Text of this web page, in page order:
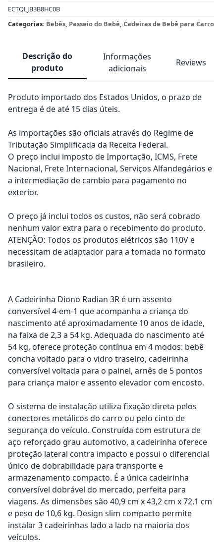
ECTQLJB3B8HC0B
Categorias: Bebês, Passeio do Bebê, Cadeiras de Bebê para Carro
Descrição do
produto
Informações
adicionais
Reviews
Produto importado dos Estados Unidos, o prazo de
entrega é de até 15 dias úteis.
As importações são oficiais através do Regime de
Tributação Simplificada da Receita Federal.
O preço inclui imposto de Importação, ICMS, Frete
Nacional, Frete Internacional, Serviços Alfandegários e
a intermediação de cambio para pagamento no
exterior.
O preço já inclui todos os custos, não será cobrado
nenhum valor extra para o recebimento do produto.
ATENÇÃO: Todos os produtos elétricos são 110V e
necessitam de adaptador para a tomada no formato
brasileiro.
A Cadeirinha Diono Radian 3R é um assento
conversível 4-em-1 que acompanha a criança do
nascimento até aproximadamente 10 anos de idade,
na faixa de 2,3 a 54 kg. Adequada do nascimento até
54 kg, oferece proteção contínua em 4 modos: bebê
concha voltado para o vidro traseiro, cadeirinha
conversível voltada para o painel, arnês de 5 pontos
para criança maior e assento elevador com encosto.
O sistema de instalação utiliza fixação direta pelos
conectores metálicos do carro ou pelo cinto de
segurança do veículo. Construída com estrutura de
aço reforçado grau automotivo, a cadeirinha oferece
proteção lateral contra impacto e possui o diferencial
único de dobrabilidade para transporte e
armazenamento compacto. É a única cadeirinha
conversível dobrável do mercado, perfeita para
viagens. As dimensões são 40,9 cm x 43,2 cm x 72,1 cm
e peso de 10,6 kg. Design slim compacto permite
instalar 3 cadeirinhas lado a lado na maioria dos
veículos.